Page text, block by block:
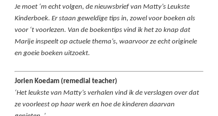
Je moet ‘m echt volgen, de nieuwsbrief van Matty’s Leukste
Kinderboek. Er staan geweldige tips in, zowel voor boeken als
voor ‘t voorlezen. Van de boekentips vind ik het zo knap dat
Marije inspeelt op actuele thema’s, waarvoor ze echt originele
en goeie boeken uitzoekt.
Jorien Koedam (remedial teacher)
‘Het leukste van Matty’s verhalen vind ik de verslagen over dat
ze voorleest op haar werk en hoe de kinderen daarvan